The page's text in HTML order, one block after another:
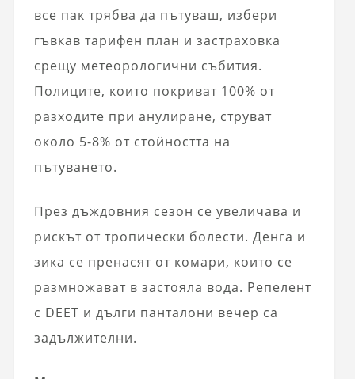
все пак трябва да пътуваш, избери
гъвкав тарифен план и застраховка
срещу метеорологични събития.
Полиците, които покриват 100% от
разходите при анулиране, струват
около 5-8% от стойността на
пътуването.
През дъждовния сезон се увеличава и
рискът от тропически болести. Денга и
зика се пренасят от комари, които се
размножават в застояла вода. Репелент
с DEET и дълги панталони вечер са
задължителни.